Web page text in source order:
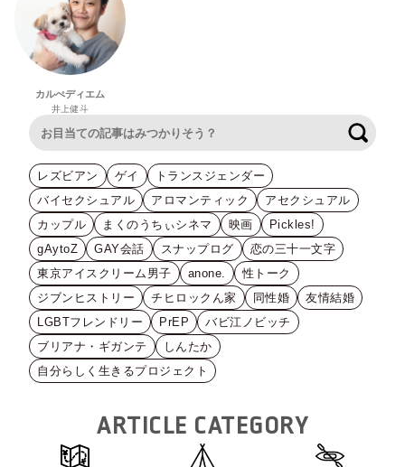
カルぺディエム
井上健斗
レズビアン ゲイ
トランスジェンダー
バイセクシュアル
アロマンティック
アセクシュアル
カップル
まくのうちぃシネマ 映画
Pickles!
gAytoZ
GAY会話 スナップログ
恋の三十一文字
東京アイスクリーム男子
anone.
性トーク
ジブンヒストリー
チヒロックん家 同性婚
友情結婚
LGBTフレンドリー
PrEP
バビ江ノビッチ
ブリアナ・ギガンテ
しんたか
自分らしく生きるプロジェクト
ARTICLE CATEGORY